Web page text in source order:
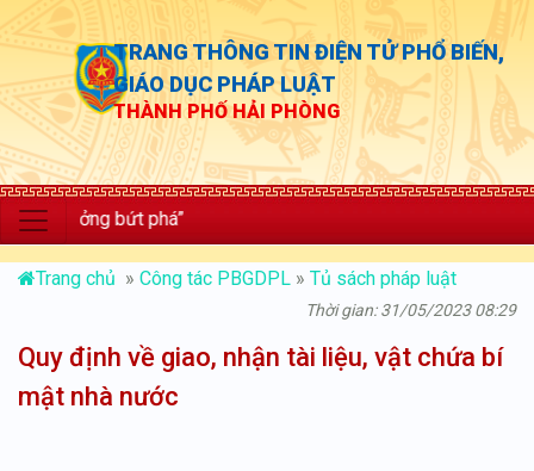
TRANG THÔNG TIN ĐIỆN TỬ PHỔ BIẾN,
GIÁO DỤC PHÁP LUẬT
THÀNH PHỐ HẢI PHÒNG
bứt phá”
Trang chủ » Công tác PBGDPL » Tủ sách pháp luật
Thời gian: 31/05/2023 08:29
Quy định về giao, nhận tài liệu, vật chứa bí
mật nhà nước